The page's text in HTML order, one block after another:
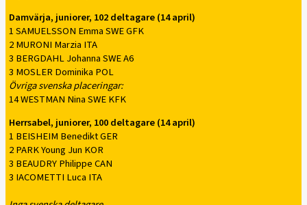
Damvärja, juniorer, 102 deltagare (14 april)
1 SAMUELSSON Emma SWE GFK
2 MURONI Marzia ITA
3 BERGDAHL Johanna SWE A6
3 MOSLER Dominika POL
Övriga svenska placeringar:
14 WESTMAN Nina SWE KFK
Herrsabel, juniorer, 100 deltagare (14 april)
1 BEISHEIM Benedikt GER
2 PARK Young Jun KOR
3 BEAUDRY Philippe CAN
3 IACOMETTI Luca ITA